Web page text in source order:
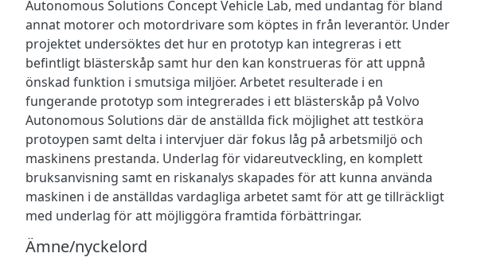
Autonomous Solutions Concept Vehicle Lab, med undantag för bland
annat motorer och motordrivare som köptes in från leverantör. Under
projektet undersöktes det hur en prototyp kan integreras i ett
befintligt blästerskåp samt hur den kan konstrueras för att uppnå
önskad funktion i smutsiga miljöer. Arbetet resulterade i en
fungerande prototyp som integrerades i ett blästerskåp på Volvo
Autonomous Solutions där de anställda fick möjlighet att testköra
protoypen samt delta i intervjuer där fokus låg på arbetsmiljö och
maskinens prestanda. Underlag för vidareutveckling, en komplett
bruksanvisning samt en riskanalys skapades för att kunna använda
maskinen i de anställdas vardagliga arbetet samt för att ge tillräckligt
med underlag för att möjliggöra framtida förbättringar.
Ämne/nyckelord